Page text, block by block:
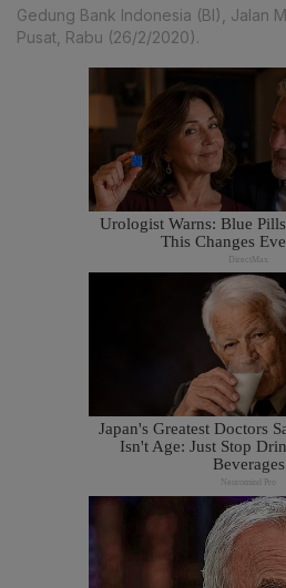
Gedung Bank Indonesia (BI), Jalan
Pusat, Rabu (26/2/2020).